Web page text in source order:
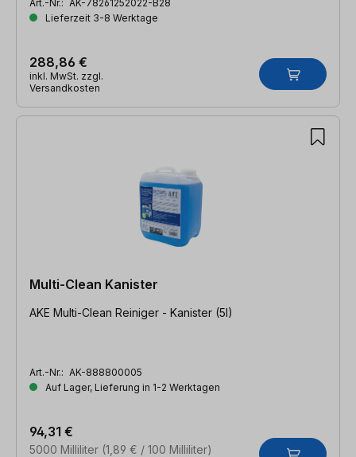
Art.-Nr.: AK-78261252022-B28
Lieferzeit 3-8 Werktage
288,86 €
inkl. MwSt. zzgl.
Versandkosten
Multi-Clean Kanister
AKE Multi-Clean Reiniger - Kanister (5l)
Art.-Nr.: AK-888800005
Auf Lager, Lieferung in 1-2 Werktagen
5000 Milliliter (1,89 € / 100 Milliliter)
94,31 €